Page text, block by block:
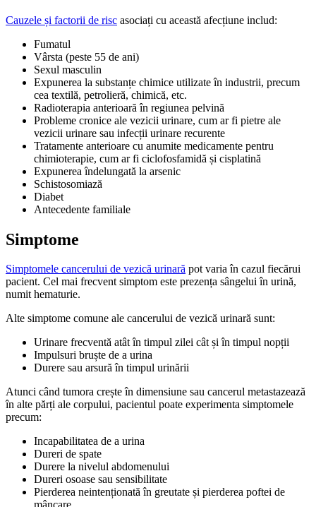
Cauzele și factorii de risc asociați cu această afecțiune includ:
Fumatul
Vârsta (peste 55 de ani)
Sexul masculin
Expunerea la substanțe chimice utilizate în industrii, precum
cea textilă, petrolieră, chimică, etc.
Radioterapia anterioară în regiunea pelvină
Probleme cronice ale vezicii urinare, cum ar fi pietre ale
vezicii urinare sau infecții urinare recurente
Tratamente anterioare cu anumite medicamente pentru
chimioterapie, cum ar fi ciclofosfamidă și cisplatină
Expunerea îndelungată la arsenic
Schistosomiază
Diabet
Antecedente familiale
Simptome
Simptomele cancerului de vezică urinară pot varia în cazul fiecărui
pacient. Cel mai frecvent simptom este prezența sângelui în urină,
numit hematurie.
Alte simptome comune ale cancerului de vezică urinară sunt:
Urinare frecventă atât în timpul zilei cât și în timpul nopții
Impulsuri bruște de a urina
Durere sau arsură în timpul urinării
Atunci când tumora crește în dimensiune sau cancerul metastazează
în alte părți ale corpului, pacientul poate experimenta simptomele
precum:
Incapabilitatea de a urina
Dureri de spate
Durere la nivelul abdomenului
Dureri osoase sau sensibilitate
Pierderea neintenționată în greutate și pierderea poftei de